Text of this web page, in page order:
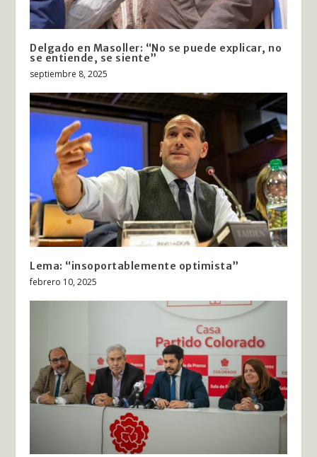
Delgado en Masoller: “No se puede explicar, no
se entiende, se siente”
septiembre 8, 2025
Lema: “insoportablemente optimista”
febrero 10, 2025